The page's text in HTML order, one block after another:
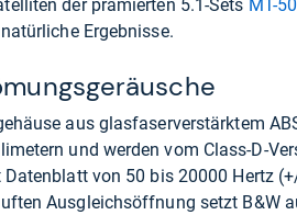
der prämierten 5.1-Sets MT-50
Ergebnisse.
aus glasfaserverstärktem
und werden vom Class-D-
von 50 bis 20000 Hertz
Ausgleichsöffnung setzt B&W